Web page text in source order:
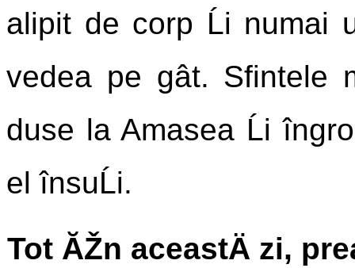
alipit de corp Ĺi
vedea pe gât. Sfintele
duse la Amasea Ĺi
el însuĹi.
Tot ĂŽn aceastÄ zi,